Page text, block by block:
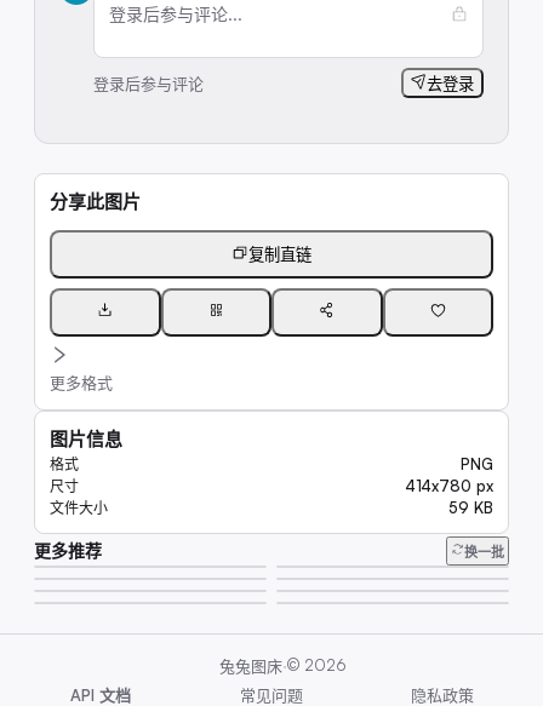
登录后参与评论...
登录后参与评论 去登录
分享此图片
复制直链
更多格式
图片信息
格式 PNG
尺寸 414x780 px
文件大小 59 KB
更多推荐 换一批
6.9K
8.1K
43K
6.8K
46K
62K
45K
兔兔图床·© 2026
API 文档
常见问题 隐私政策